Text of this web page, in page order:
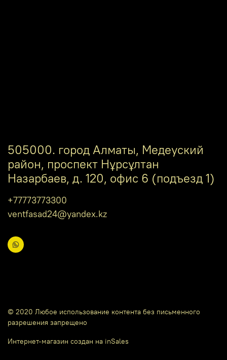
505000. город Алматы, Медеуский
район, проспект Нұрсұлтан
Назарбаев, д. 120, офис 6 (подъезд 1)
+77773773300
ventfasad24@yandex.kz
© 2020 Любое использование контента без письменного
разрешения запрещено
Интернет-магазин создан на inSales